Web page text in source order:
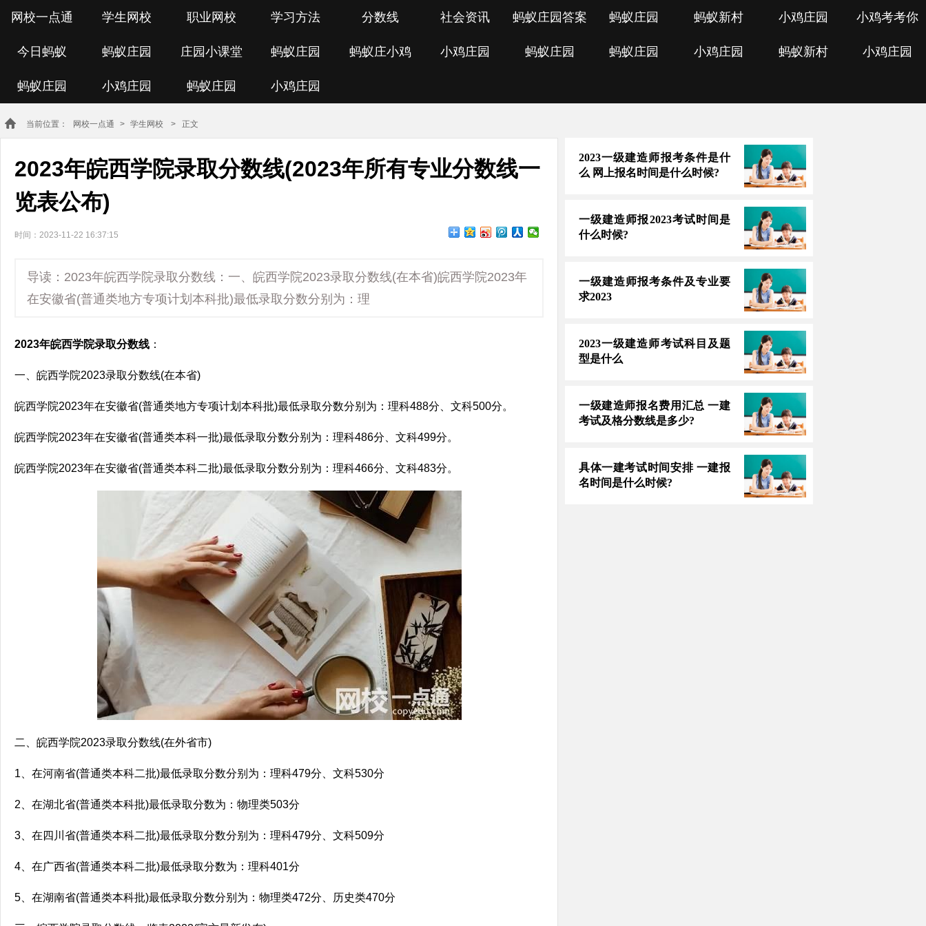
网校一点通 学生网校 职业网校 学习方法 分数线 社会资讯 蚂蚁庄园答案 蚂蚁庄园 蚂蚁新村 小鸡庄园 小鸡考考你
今日蚂蚁 蚂蚁庄园 庄园小课堂 蚂蚁庄园 蚂蚁庄小鸡 小鸡庄园 蚂蚁庄园 蚂蚁庄园 小鸡庄园 蚂蚁新村 小鸡庄园
蚂蚁庄园 小鸡庄园 蚂蚁庄园 小鸡庄园
当前位置： 网校一点通 > 学生网校 > 正文
2023年皖西学院录取分数线(2023年所有专业分数线一
览表公布)
时间：2023-11-22 16:37:15
导读：2023年皖西学院录取分数线：一、皖西学院2023录取分数线(在本省)皖西学院2023年
在安徽省(普通类地方专项计划本科批)最低录取分数分别为：理
2023年皖西学院录取分数线 ：
一、皖西学院2023录取分数线(在本省)
皖西学院2023年在安徽省(普通类地方专项计划本科批)最低录取分数分别为：理科488分、文科500分。
皖西学院2023年在安徽省(普通类本科一批)最低录取分数分别为：理科486分、文科499分。
皖西学院2023年在安徽省(普通类本科二批)最低录取分数分别为：理科466分、文科483分。
二、皖西学院2023录取分数线(在外省市)
1、在河南省(普通类本科二批)最低录取分数分别为：理科479分、文科530分
2、在湖北省(普通类本科批)最低录取分数为：物理类503分
3、在四川省(普通类本科二批)最低录取分数分别为：理科479分、文科509分
4、在广西省(普通类本科二批)最低录取分数为：理科401分
5、在湖南省(普通类本科批)最低录取分数分别为：物理类472分、历史类470分
2023一级建造师报考条件是什
么 网上报名时间是什么时候?
一级建造师报2023考试时间是
什么时候?
一级建造师报考条件及专业要
求2023
2023一级建造师考试科目及题
型是什么
一级建造师报名费用汇总 一建
考试及格分数线是多少?
具体一建考试时间安排 一建报
名时间是什么时候?